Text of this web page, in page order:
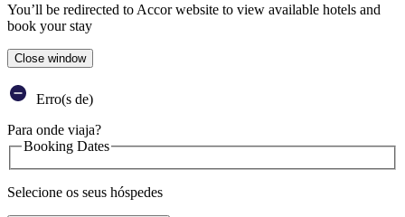
You’ll be redirected to Accor website to view available hotels and
book your stay
Close window
Erro(s de)
Para onde viaja?
Booking Dates
Selecione os seus hóspedes